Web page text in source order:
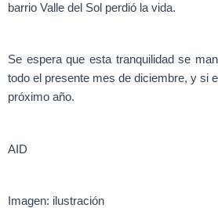
barrio Valle del Sol perdió la vida.
Se espera que esta tranquilidad se
todo el presente mes de diciembre, y si
próximo año.
AID
Imagen: ilustración